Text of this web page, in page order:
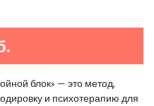
блок» — это метод,
и психотерапию для